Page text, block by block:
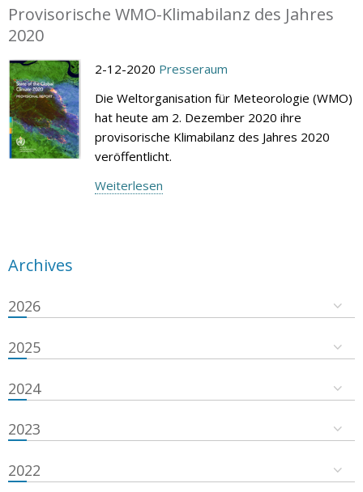
Provisorische WMO-Klimabilanz des Jahres
2020
2-12-2020 Presseraum
Die Weltorganisation für Meteorologie (WMO)
hat heute am 2. Dezember 2020 ihre
provisorische Klimabilanz des Jahres 2020
veröffentlicht.
Weiterlesen
Archives
2026
2025
2024
2023
2022